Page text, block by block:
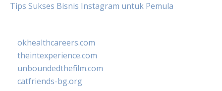
Tips Sukses Bisnis Instagram untuk Pemula
okhealthcareers.com
theintexperience.com
unboundedthefilm.com
catfriends-bg.org